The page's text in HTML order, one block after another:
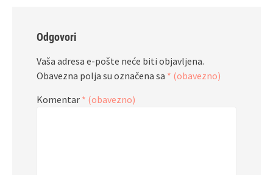
Odgovori
Vaša adresa e-pošte neće biti objavljena.
Obavezna polja su označena sa * (obavezno)
Komentar * (obavezno)